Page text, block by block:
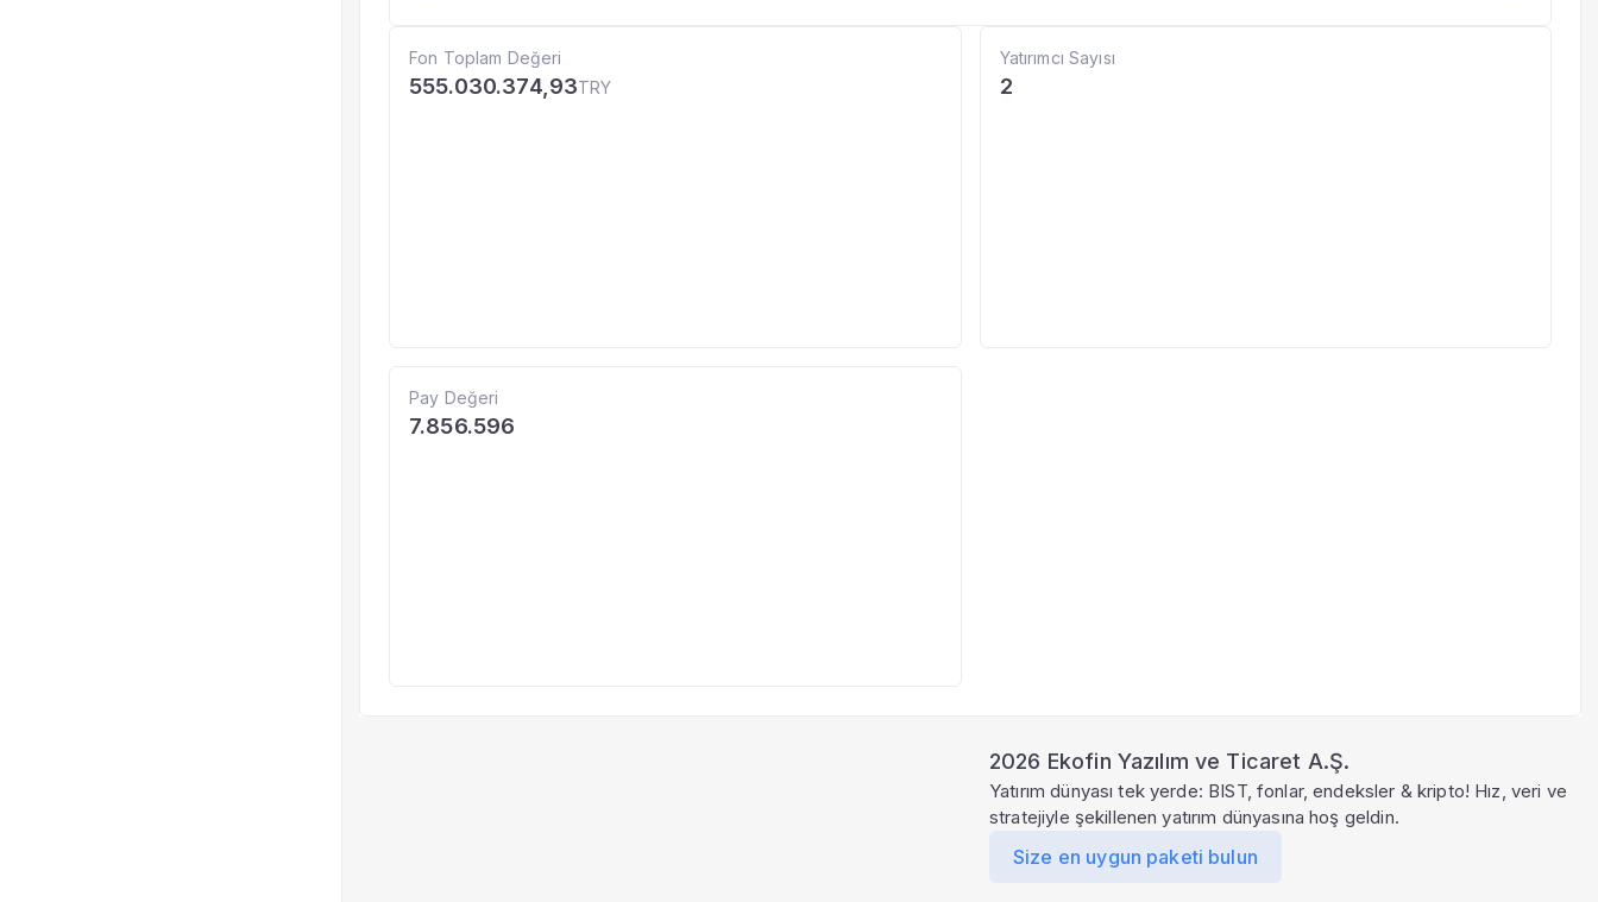
Fon Toplam Değeri
555.030.374,93TRY
Yatırımcı Sayısı
2
Pay Değeri
7.856.596
2026 Ekofin Yazılım ve Ticaret A.Ş.
Yatırım dünyası tek yerde: BIST, fonlar, endeksler & kripto! Hız, veri ve
stratejiyle şekillenen yatırım dünyasına hoş geldin.
Size en uygun paketi bulun